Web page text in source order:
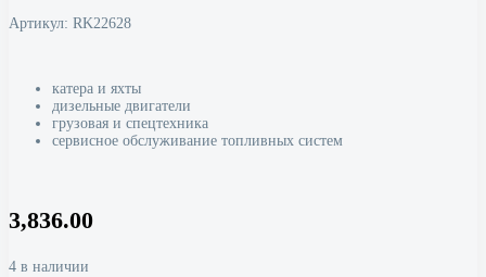
Артикул: RK22628
катера и яхты
дизельные двигатели
грузовая и спецтехника
сервисное обслуживание топливных систем
3,836.00
4 в наличии